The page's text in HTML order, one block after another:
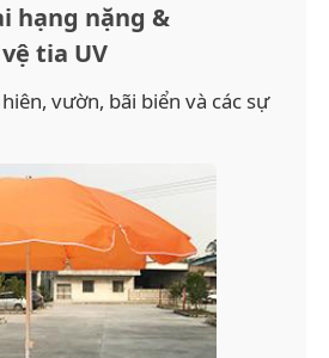
hạng nặng &
tia UV
vườn, bãi biển và các sự